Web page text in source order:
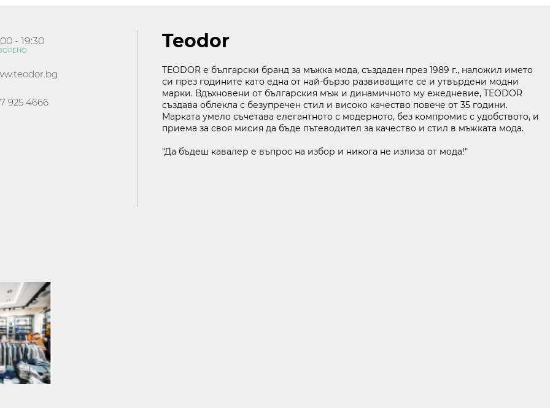
- 19:30
925 4666
Teodor
TEODOR е български бранд за мъжка мода, създаден през 1989 г., наложил името
си през годините като една от най-бързо развиващите се и утвърдени модни
марки. Вдъхновени от българския мъж и динамичното му ежедневие, TEODOR
създава облекла с безупречен стил и високо качество повече от 35 години.
Марката умело съчетава елегантното с модерното, без компромис с удобството, и
приема за своя мисия да бъде пътеводител за качество и стил в мъжката мода.
"Да бъдеш кавалер е въпрос на избор и никога не излиза от мода!"
бул. Липник 121 Д
ПОЛИТИКА ЗА ОБРАБОТВАНЕ И СИГУРНОСТ НА ЛИЧНИТЕ ДАННИ KABOOM ПОЛИТИКА ЗА ВИДЕОНАБЛЮДЕНИЕ